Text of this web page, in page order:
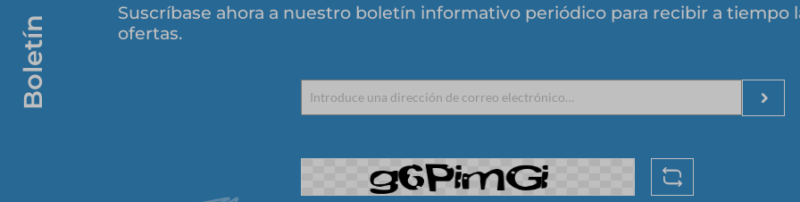
Boletín
Suscríbase ahora a nuestro boletín informativo periódico para recibir a
ofertas.